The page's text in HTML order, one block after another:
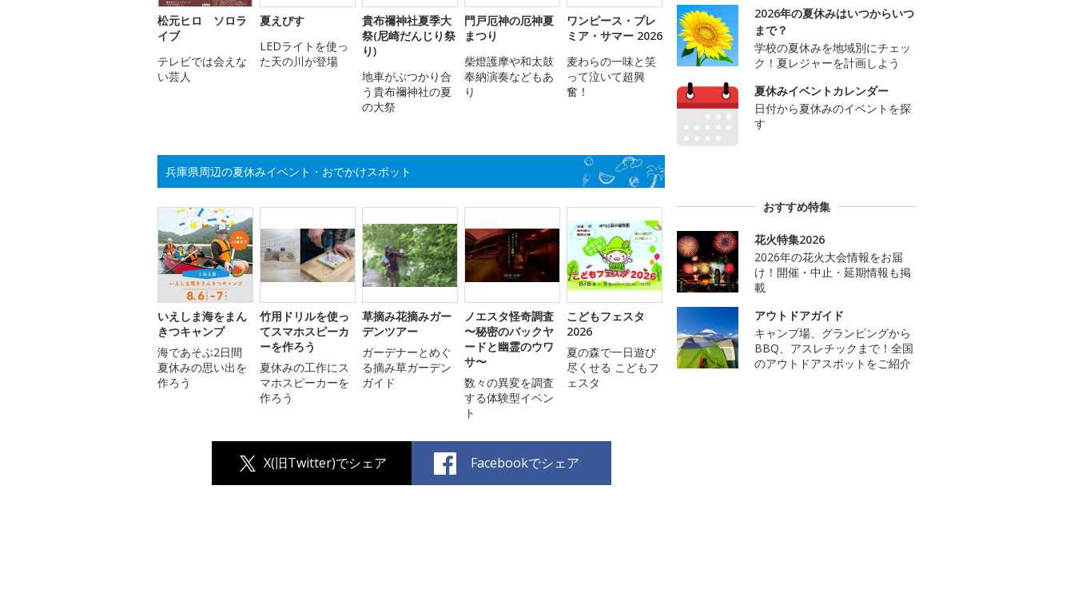
松元ヒロ ソロラ
イブ
テレビでは会えな
い芸人
夏えびす
LEDライトを使っ
た天の川が登場
貴布禰神社夏季大
祭(尼崎だんじり祭
り)
地車がぶつかり合
う貴布禰神社の夏
の大祭
門戸厄神の厄神夏
まつり
柴燈護摩や和太鼓
奉納演奏などもあ
り
ワンピース・プレ
ミア・サマー 2026
麦わらの一味と笑
って泣いて超興
奮！
兵庫県周辺の夏休みイベント・おでかけスポット
いえしま海をまん
きつキャンプ
海であそぶ2日間
夏休みの思い出を
作ろう
竹用ドリルを使っ
てスマホスピーカ
ーを作ろう
夏休みの工作にス
マホスピーカーを
作ろう
草摘み花摘みガー
デンツアー
ガーデナーとめぐ
る摘み草ガーデン
ガイド
ノエスタ怪奇調査
〜秘密のバックヤ
ードと幽霊のウワ
サ〜
数々の異変を調査
する体験型イベン
ト
こどもフェスタ
2026
夏の森で一日遊び
尽くせる こどもフ
ェスタ
X(旧Twitter)でシェア Facebookでシェア
2026年の夏休みはいつからいつ
まで？
学校の夏休みを地域別にチェッ
ク！夏レジャーを計画しよう
夏休みイベントカレンダー
日付から夏休みのイベントを探
す
おすすめ特集
花火特集2026
2026年の花火大会情報をお届
け！開催・中止・延期情報も掲
載
アウトドアガイド
キャンプ場、グランピングから
BBQ、アスレチックまで！全国
のアウトドアスポットをご紹介